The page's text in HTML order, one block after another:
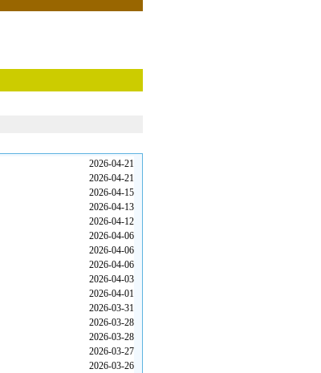
2026-04-21
2026-04-21
2026-04-15
2026-04-13
2026-04-12
2026-04-06
2026-04-06
2026-04-06
2026-04-03
2026-04-01
2026-03-31
2026-03-28
2026-03-28
2026-03-27
2026-03-26